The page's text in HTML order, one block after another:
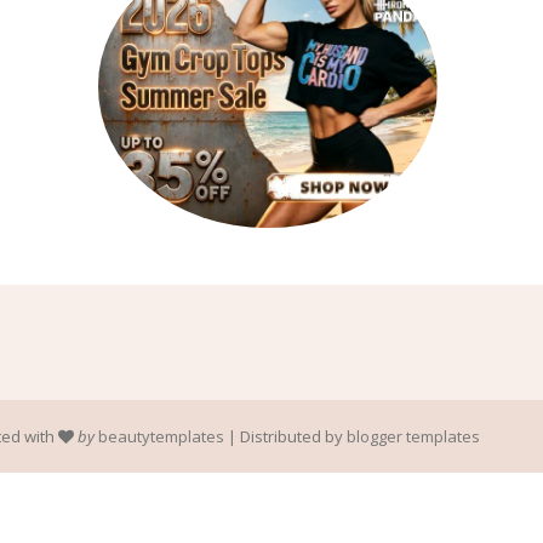
with by beautytemplates | Distributed by blogger templates